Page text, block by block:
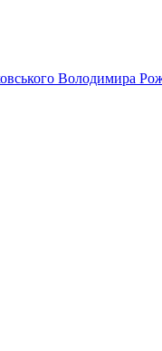
Володимира